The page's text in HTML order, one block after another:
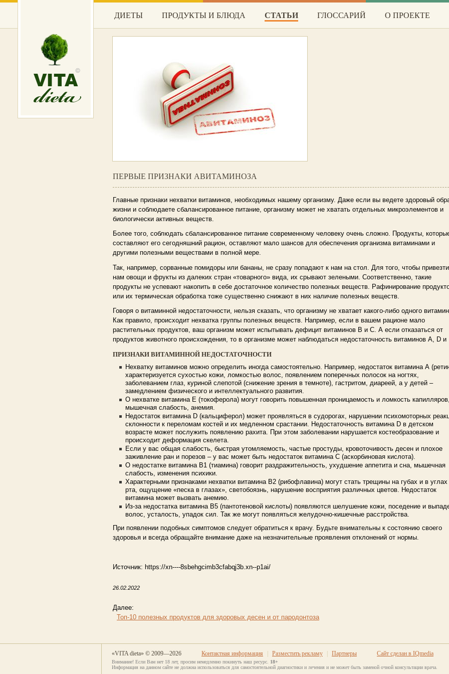
ДИЕТЫ ПРОДУКТЫ И БЛЮДА СТАТЬИ ГЛОССАРИЙ О ПРОЕКТЕ
ПЕРВЫЕ ПРИЗНАКИ АВИТАМИНОЗА
Главные признаки нехватки витаминов, необходимых нашему организму. Даже если вы ведете здоровый
жизни и соблюдаете сбалансированное питание, организму может не хватать отдельных микроэлементов и
биологически активных веществ.
Более того, соблюдать сбалансированное питание современному человеку очень сложно. Продукты,
составляют его сегодняшний рацион, оставляют мало шансов для обеспечения организма витаминами и
другими полезными веществами в полной мере.
Так, например, сорванные помидоры или бананы, не сразу попадают к нам на стол. Для того, чтобы привезти
нам овощи и фрукты из далеких стран «товарного» вида, их срывают зелеными. Соответственно, такие
продукты не успевают накопить в себе достаточное количество полезных веществ. Рафинирование
или их термическая обработка тоже существенно снижают в них наличие полезных веществ.
Говоря о витаминной недостаточности, нельзя сказать, что организму не хватает какого-либо одного
Как правило, происходит нехватка группы полезных веществ. Например, если в вашем рационе мало
растительных продуктов, ваш организм может испытывать дефицит витаминов В и С. А если отказаться от
продуктов животного происхождения, то в организме может наблюдаться недостаточность витаминов А, D
ПРИЗНАКИ ВИТАМИННОЙ НЕДОСТАТОЧНОСТИ
Нехватку витаминов можно определить иногда самостоятельно. Например, недостаток витамина А
характеризуется сухостью кожи, ломкостью волос, появлением поперечных полосок на ногтях,
заболеванием глаз, куриной слепотой (снижение зрения в темноте), гастритом, диареей, а у детей –
замедлением физического и интеллектуального развития.
О нехватке витамина Е (токоферола) могут говорить повышенная проницаемость и ломкость
мышечная слабость, анемия.
Недостаток витамина D (кальциферол) может проявляться в судорогах, нарушении психомоторных
склонности к переломам костей и их медленном срастании. Недостаточность витамина D в детском
возрасте может послужить появлению рахита. При этом заболевании нарушается костеобразование и
происходит деформация скелета.
Если у вас общая слабость, быстрая утомляемость, частые простуды, кровоточивость десен и плохое
заживление ран и порезов – у вас может быть недостаток витамина С (аскорбиновая кислота).
О недостатке витамина В1 (тиамина) говорит раздражительность, ухудшение аппетита и сна, мышечная
слабость, изменения психики.
Характерными признаками нехватки витамина В2 (рибофлавина) могут стать трещины на губах и в углах
рта, ощущение «песка в глазах», светобоязнь, нарушение восприятия различных цветов. Недостаток
витамина может вызвать анемию.
Из-за недостатка витамина В5 (пантотеновой кислоты) появляются шелушение кожи, поседение и
волос, усталость, упадок сил. Так же могут появляться желудочно-кишечные расстройства.
При появлении подобных симптомов следует обратиться к врачу. Будьте внимательны к состоянию своего
здоровья и всегда обращайте внимание даже на незначительные проявления отклонений от нормы.
Источник: https://xn----8sbehgcimb3cfabqj3b.xn--p1ai/
26.02.2022
Далее:
Топ-10 полезных продуктов для здоровых десен и от пародонтоза
«VITA dieta» © 2009—2026 Контактная информация | Разместить рекламу | Партнеры Сайт сделан в IQmedia
Внимание! Если Вам нет 18 лет, просим немедленно покинуть наш ресурс. 18+
Информация на данном сайте не должна использоваться для самостоятельной диагностики и лечения и не может быть заменой очной консультации врача.